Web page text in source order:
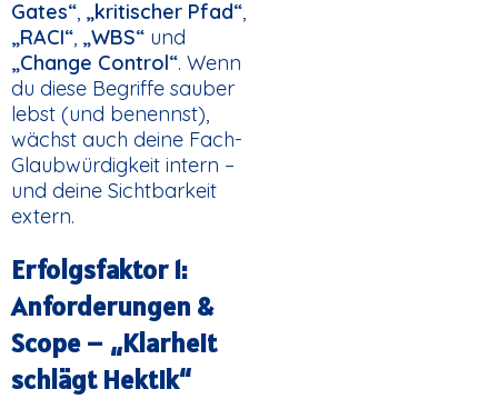
Gates“, „kritischer Pfad“,
„RACI“, „WBS“ und
„Change Control“. Wenn
du diese Begriffe sauber
lebst (und benennst),
wächst auch deine Fach-
Glaubwürdigkeit intern –
und deine Sichtbarkeit
extern.
Erfolgsfaktor 1:
Anforderungen &
Scope – „Klarheit
schlägt Hektik“